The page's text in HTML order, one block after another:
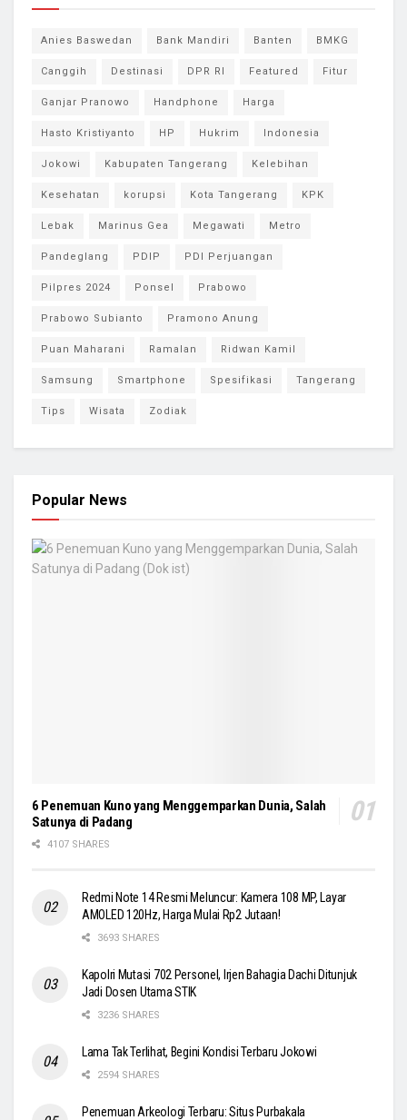
Anies Baswedan Bank Mandiri Banten BMKG
Canggih Destinasi DPR RI Featured Fitur
Ganjar Pranowo Handphone Harga
Hasto Kristiyanto HP Hukrim Indonesia
Jokowi Kabupaten Tangerang Kelebihan
Kesehatan korupsi Kota Tangerang KPK
Lebak Marinus Gea Megawati Metro
Pandeglang PDIP PDI Perjuangan
Pilpres 2024 Ponsel Prabowo
Prabowo Subianto Pramono Anung
Puan Maharani Ramalan Ridwan Kamil
Samsung Smartphone Spesifikasi Tangerang
Tips Wisata Zodiak
Popular News
6 Penemuan Kuno yang Menggemparkan Dunia, Salah
Satunya di Padang
4107 SHARES
Redmi Note 14 Resmi Meluncur: Kamera 108 MP, Layar
AMOLED 120Hz, Harga Mulai Rp2 Jutaan!
3693 SHARES
Kapolri Mutasi 702 Personel, Irjen Bahagia Dachi Ditunjuk
Jadi Dosen Utama STIK
3236 SHARES
Lama Tak Terlihat, Begini Kondisi Terbaru Jokowi
2594 SHARES
Penemuan Arkeologi Terbaru: Situs Purbakala